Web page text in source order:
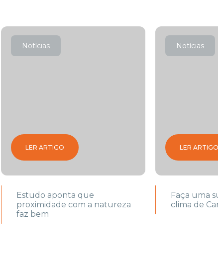
Notícias
LER ARTIGO
Estudo aponta que
proximidade com a natureza
faz bem
Notícias
LER ARTIGO
Faça uma
clima de